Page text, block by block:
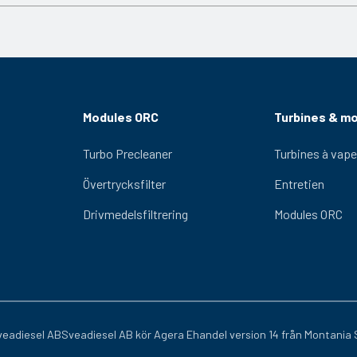
Modules ORC
Turbo Precleaner
Övertrycksfilter
Drivmedelsfiltrering
Turbines &
Turbines à
Entretien
Modules ORC
ABSveadiesel AB kör Agera Ehandel version 14 från Montania